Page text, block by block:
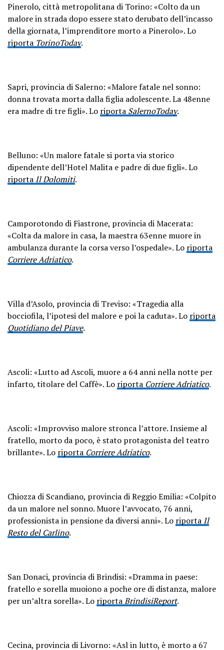
Pinerolo, città metropolitana di Torino: «Colto da un
malore in strada dopo essere stato derubato dell’incasso
della giornata, l’imprenditore morto a Pinerolo». Lo
riporta TorinoToday.
Sapri, provincia di Salerno: «Malore fatale nel sonno:
donna trovata morta dalla figlia adolescente. La 48enne
era madre di tre figli». Lo riporta SalernoToday.
Belluno: «Un malore fatale si porta via storico
dipendente dell’Hotel Malita e padre di due figli». Lo
riporta Il Dolomiti.
Camporotondo di Fiastrone, provincia di Macerata:
«Colta da malore in casa, la maestra 63enne muore in
ambulanza durante la corsa verso l’ospedale». Lo riporta
Corriere Adriatico.
Villa d’Asolo, provincia di Treviso: «Tragedia alla
bocciofila, l’ipotesi del malore e poi la caduta». Lo riporta
Quotidiano del Piave.
Ascoli: «Lutto ad Ascoli, muore a 64 anni nella notte per
infarto, titolare del Caffè». Lo riporta Corriere Adriatico.
Ascoli: «Improvviso malore stronca l’attore. Insieme al
fratello, morto da poco, è stato protagonista del teatro
brillante». Lo riporta Corriere Adriatico.
Chiozza di Scandiano, provincia di Reggio Emilia: «Colpito
da un malore nel sonno. Muore l’avvocato, 76 anni,
professionista in pensione da diversi anni». Lo riporta Il
Resto del Carlino.
San Donaci, provincia di Brindisi: «Dramma in paese:
fratello e sorella muoiono a poche ore di distanza, malore
per un’altra sorella». Lo riportaBrindisiReport.
Cecina, provincia di Livorno: «Asl in lutto, è morto a 67